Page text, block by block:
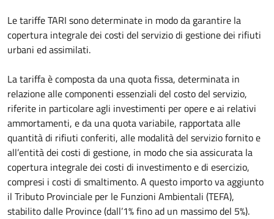
Le tariffe TARI sono determinate in modo da garantire la
copertura integrale dei costi del servizio di gestione dei rifiuti
urbani ed assimilati.
La tariffa è composta da una quota fissa, determinata in
relazione alle componenti essenziali del costo del servizio,
riferite in particolare agli investimenti per opere e ai relativi
ammortamenti, e da una quota variabile, rapportata alle
quantità di rifiuti conferiti, alle modalità del servizio fornito e
all’entità dei costi di gestione, in modo che sia assicurata la
copertura integrale dei costi di investimento e di esercizio,
compresi i costi di smaltimento. A questo importo va aggiunto
il Tributo Provinciale per le Funzioni Ambientali (TEFA),
stabilito dalle Province (dall’1% fino ad un massimo del 5%).